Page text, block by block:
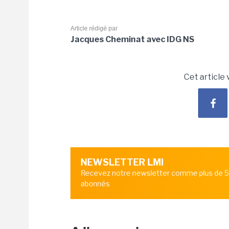
Article rédigé par
Jacques Cheminat avec IDG NS
Cet article
NEWSLETTER LMI
Recevez notre newsletter comme plus de
abonnés